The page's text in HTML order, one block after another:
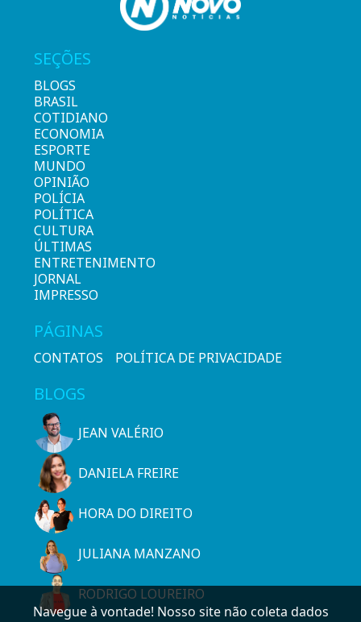
SEÇÕES
BLOGS
BRASIL
COTIDIANO
ECONOMIA
ESPORTE
MUNDO
OPINIÃO
POLÍCIA
POLÍTICA
CULTURA
ÚLTIMAS
ENTRETENIMENTO
JORNAL
IMPRESSO
PÁGINAS
CONTATOS POLÍTICA DE PRIVACIDADE
BLOGS
JEAN VALÉRIO
DANIELA FREIRE
HORA DO DIREITO
JULIANA MANZANO
RODRIGO LOUREIRO
Navegue à vontade! Nosso site não coleta dados